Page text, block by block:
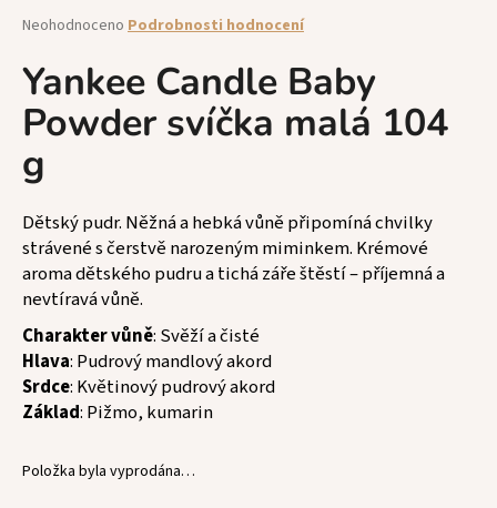
Průměrné
produktu
je
0,0
z
hvězdiček.
Neohodnoceno Podrobnosti hodnocení
Yankee Candle Baby
Powder svíčka malá 104
g
Dětský pudr. Něžná a hebká vůně připomíná chvilky
strávené s čerstvě narozeným miminkem. Krémové
aroma dětského pudru a tichá záře štěstí – příjemná a
nevtíravá vůně.
Charakter vůně: Svěží a čisté
Hlava: Pudrový mandlový akord
Srdce: Květinový pudrový akord
Základ: Pižmo, kumarin
Položka byla vyprodána…
a
j
í
t
?
HLEDAT
D
o
p
o
u